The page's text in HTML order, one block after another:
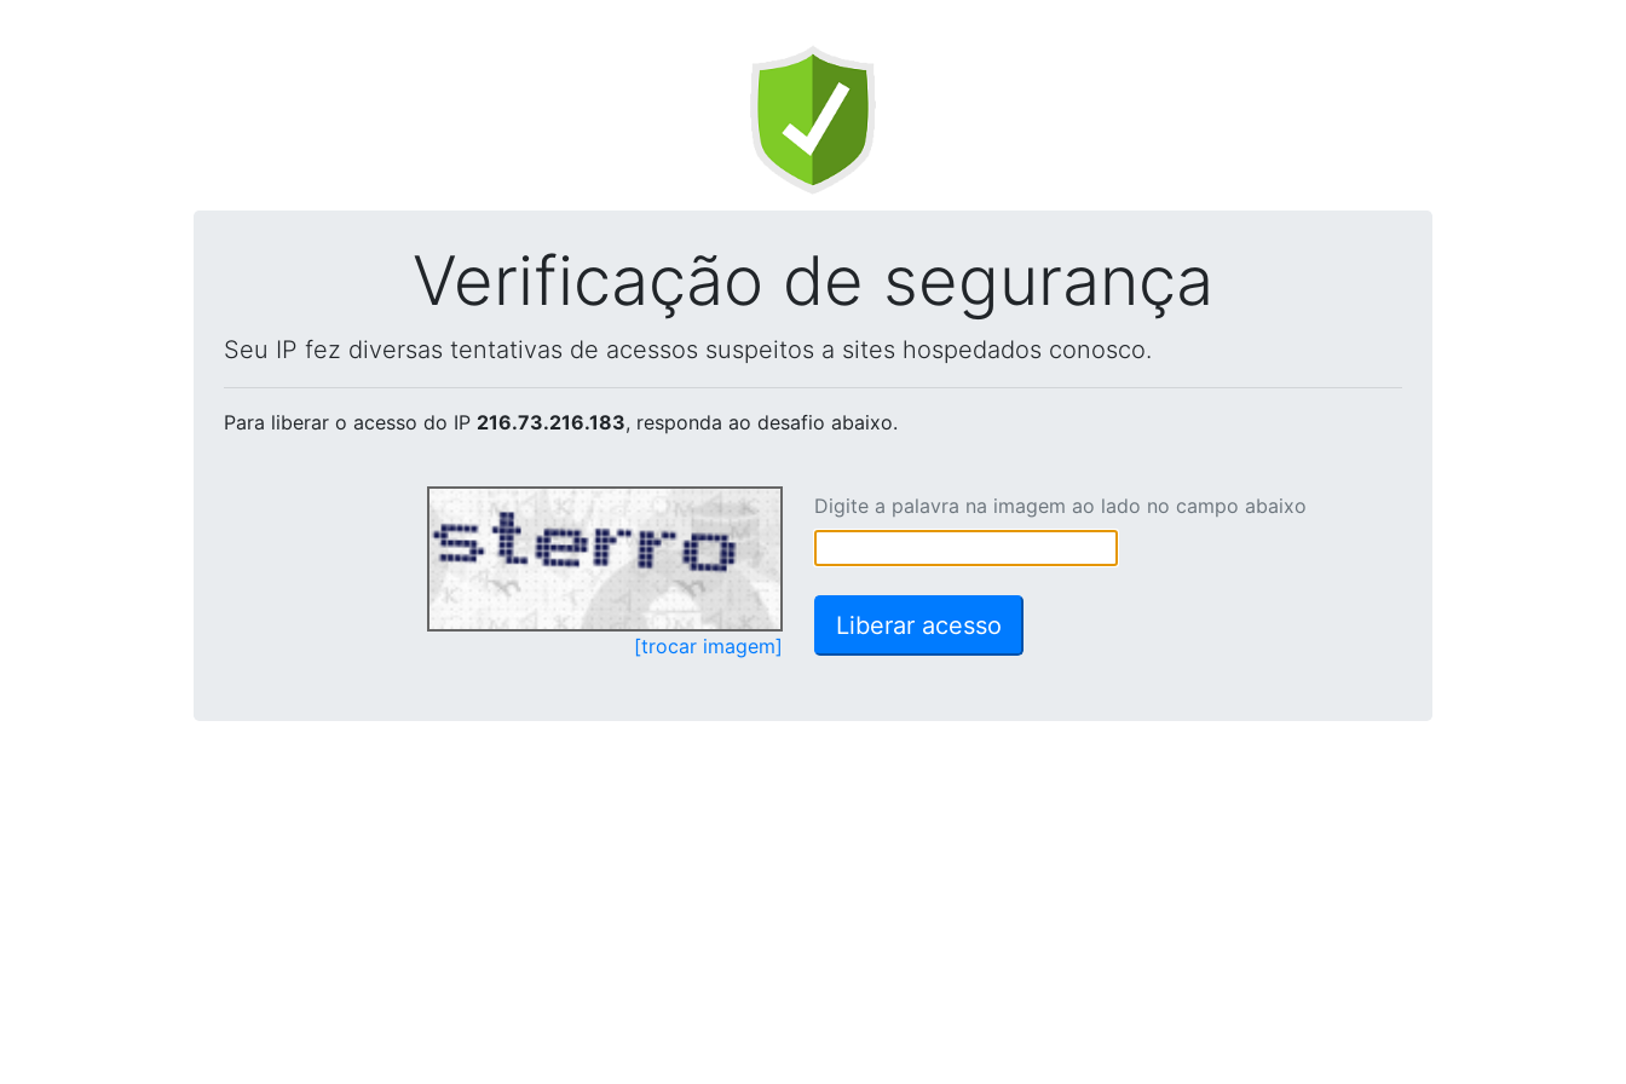
Verificação de segurança
Seu IP fez diversas tentativas de acessos suspeitos a sites hospedados conosco.
Para liberar o acesso do IP 216.73.216.183, responda ao desafio abaixo.
[trocar imagem]
Digite a palavra na imagem ao lado no campo abaixo